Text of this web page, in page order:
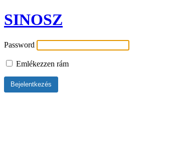
SINOSZ
Password
Emlékezzen rám